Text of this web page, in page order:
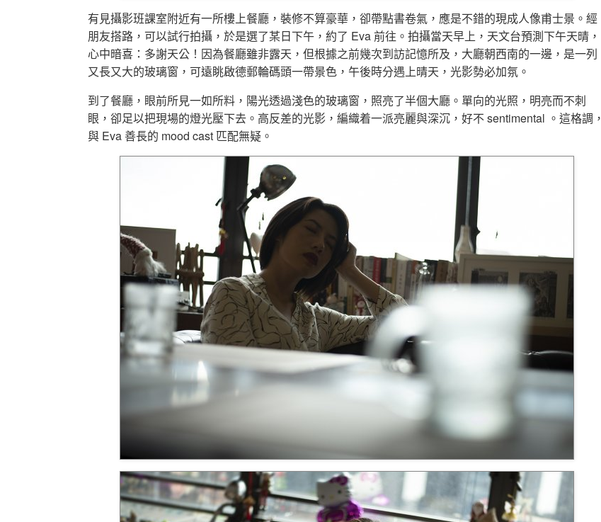
有見攝影班課室附近有一所樓上餐廳，裝修不算豪華，卻帶點書卷氣，應是不錯的現成人像甫士景。經
朋友搭路，可以試行拍攝，於是選了某日下午，約了 Eva 前往。拍攝當天早上，天文台預測下午天晴，
心中暗喜：多謝天公！因為餐廳雖非露天，但根據之前幾次到訪記憶所及，大廳朝西南的一邊，是一列
又長又大的玻璃窗，可遠眺啟德郵輪碼頭一帶景色，午後時分遇上晴天，光影勢必加氛。
到了餐廳，眼前所見一如所料，陽光透過淺色的玻璃窗，照亮了半個大廳。單向的光照，明亮而不刺
眼，卻足以把現場的燈光壓下去。高反差的光影，編織着一派亮麗與深沉，好不 sentimental 。這格調，
與 Eva 善長的 mood cast 匹配無疑。